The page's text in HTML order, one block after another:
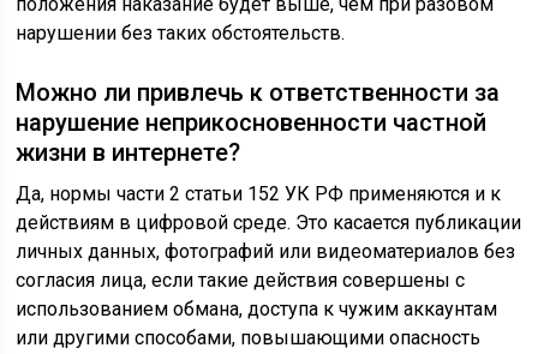
нарушении без таких обстоятельств.
Можно ли привлечь к ответственности за
нарушение неприкосновенности частной
жизни в интернете?
Да, нормы части 2 статьи 152 УК РФ применяются и к
действиям в цифровой среде. Это касается публикации
личных данных, фотографий или видеоматериалов без
согласия лица, если такие действия совершены с
использованием обмана, доступа к чужим аккаунтам
или другими способами, повышающими опасность